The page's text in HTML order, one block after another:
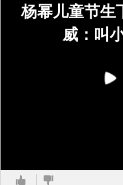
杨幂儿童节生
威：叫